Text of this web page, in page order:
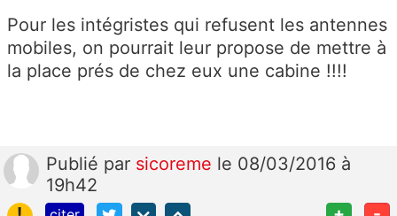
Pour les intégristes qui refusent les antennes
mobiles, on pourrait leur propose de mettre à
la place prés de chez eux une cabine !!!!
Publié par sicoreme le 08/03/2016 à
19h42